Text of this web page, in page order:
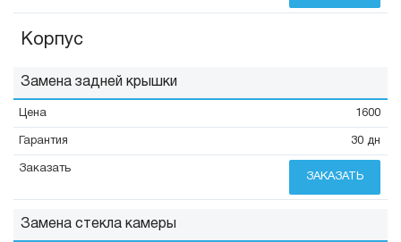
Корпус
Замена задней крышки
1600
30 дн
ЗАКАЗАТЬ
Замена стекла камеры